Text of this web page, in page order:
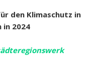
den Klimaschutz in
in 2024